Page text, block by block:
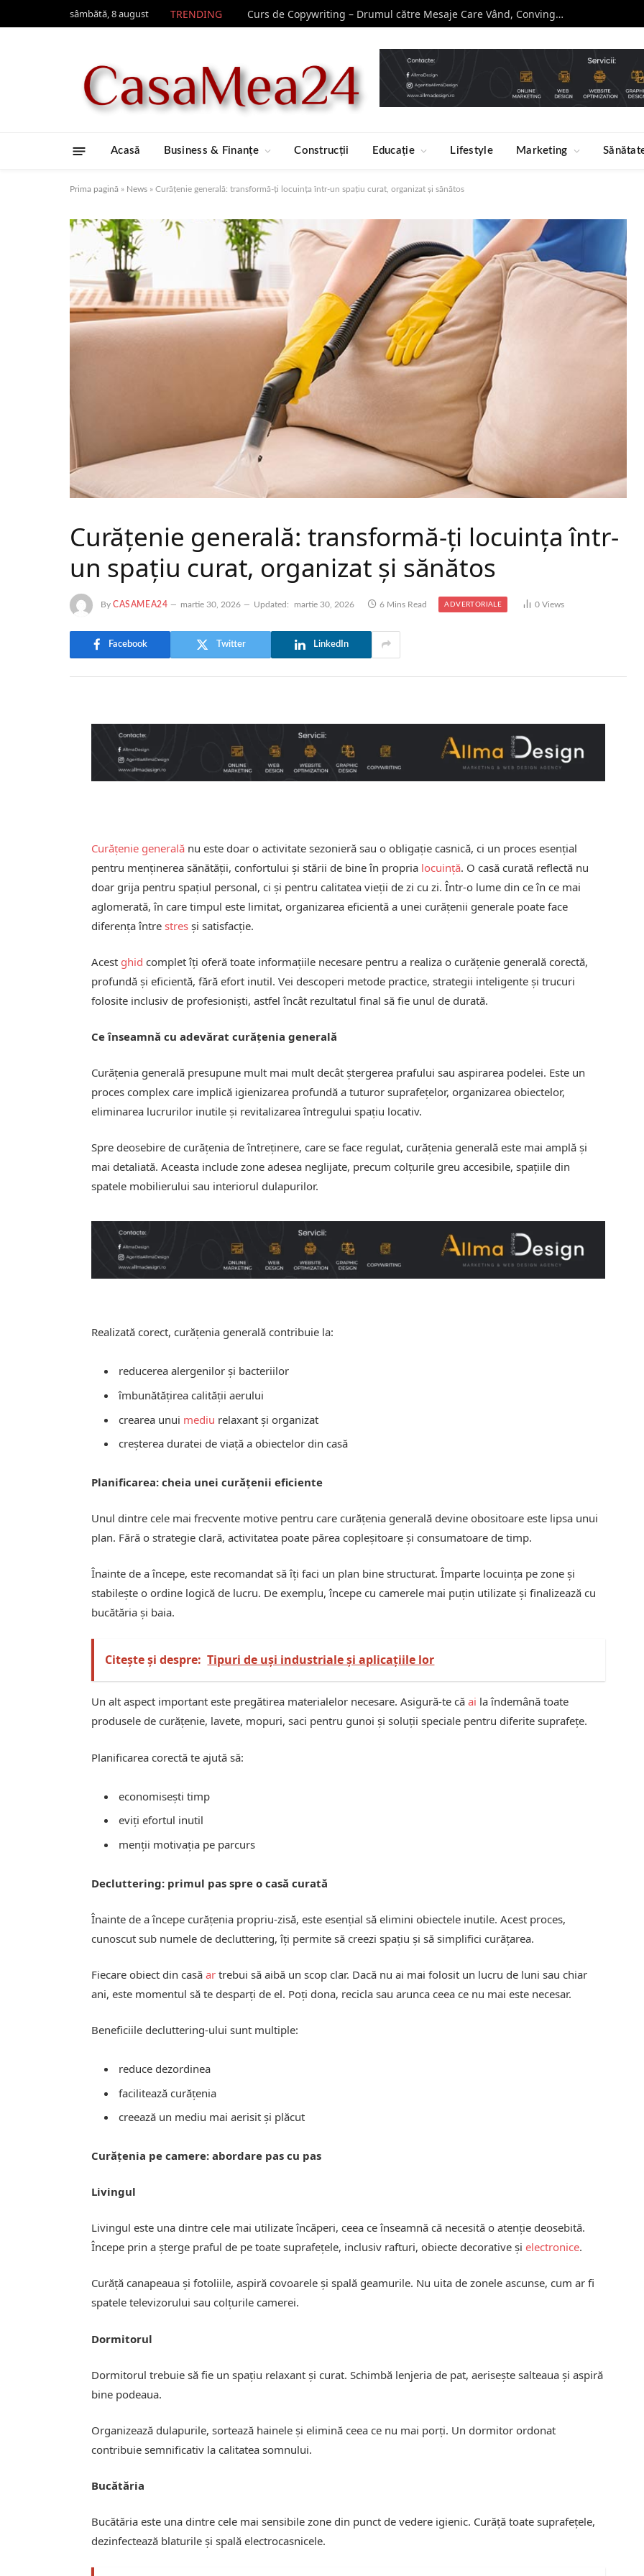
sâmbătă, 8 august TRENDING Curs de Copywriting – Drumul către Mesaje Care Vând, Conving și Construiesc Branduri Puternice
Acasă Business & Finanțe Construcții Educație Lifestyle Marketing
Prima pagină » News » Curățenie generală: transformă-ți locuința într-un spațiu curat, organizat și sănătos
Curățenie generală: transformă-ți locuința într-
un spațiu curat, organizat și sănătos
By CASAMEA24 martie 30, 2026 Updated: martie 30, 2026 6 Mins Read ADVERTORIALE 0Views
Facebook Twitter LinkedIn
Curățenie generală nu este doar o activitate sezonieră sau o obligație casnică, ci un proces esențial
pentru menținerea sănătății, confortului și stării de bine în propria locuință. O casă curată reflectă nu
doar grija pentru spațiul personal, ci și pentru calitatea vieții de zi cu zi. Într-o lume din ce în ce mai
aglomerată, în care timpul este limitat, organizarea eficientă a unei curățenii generale poate face
diferența întrestres și satisfacție.
Acest ghid complet îți oferă toate informațiile necesare pentru a realiza o curățenie generală corectă,
profundă și eficientă, fără efort inutil. Vei descoperi metode practice, strategii inteligente și trucuri
folosite inclusiv de profesioniști, astfel încât rezultatul final să fie unul de durată.
Ce înseamnă cu adevărat curățenia generală
Curățenia generală presupune mult mai mult decât ștergerea prafului sau aspirarea podelei. Este un
proces complex care implică igienizarea profundă a tuturor suprafețelor, organizarea obiectelor,
eliminarea lucrurilor inutile și revitalizarea întregului spațiu locativ.
Spre deosebire de curățenia de întreținere, care se face regulat, curățenia generală este mai amplă și
mai detaliată. Aceasta include zone adesea neglijate, precum colțurile greu accesibile, spațiile din
spatele mobilierului sau interiorul dulapurilor.
Realizată corect, curățenia generală contribuie la:
reducerea alergenilor și bacteriilor
îmbunătățirea calității aerului
crearea unui mediu relaxant și organizat
creșterea duratei de viață a obiectelor din casă
Planificarea: cheia unei curățenii eficiente
Unul dintre cele mai frecvente motive pentru care curățenia generală devine obositoare este lipsa unui
plan. Fără o strategie clară, activitatea poate părea copleșitoare și consumatoare de timp.
Înainte de a începe, este recomandat să îți faci un plan bine structurat. Împarte locuința pe zone și
stabilește o ordine logică de lucru. De exemplu, începe cu camerele mai puțin utilizate și finalizează cu
bucătăria și baia.
Citește și despre: Tipuri de uși industriale și aplicațiile lor
Un alt aspect important este pregătirea materialelor necesare. Asigură-te căai la îndemână toate
produsele de curățenie, lavete, mopuri, saci pentru gunoi și soluții speciale pentru diferite suprafețe.
Planificarea corectă te ajută să:
economisești timp
eviți efortul inutil
menții motivația pe parcurs
Decluttering: primul pas spre o casă curată
Înainte de a începe curățenia propriu-zisă, este esențial să elimini obiectele inutile. Acest proces,
cunoscut sub numele de decluttering, îți permite să creezi spațiu și să simplifici curățarea.
Fiecare obiect din casăar trebui să aibă un scop clar. Dacă nu ai mai folosit un lucru de luni sau chiar
ani, este momentul să te desparți de el. Poți dona, recicla sau arunca ceea ce nu mai este necesar.
Beneficiile decluttering-ului sunt multiple:
reduce dezordinea
facilitează curățenia
creează un mediu mai aerisit și plăcut
Curățenia pe camere: abordare pas cu pas
Livingul
Livingul este una dintre cele mai utilizate încăperi, ceea ce înseamnă că necesită o atenție deosebită.
Începe prin a șterge praful de pe toate suprafețele, inclusiv rafturi, obiecte decorative și electronice.
Curăță canapeaua și fotoliile, aspiră covoarele și spală geamurile. Nu uita de zonele ascunse, cum ar fi
spatele televizorului sau colțurile camerei.
Dormitorul
Dormitorul trebuie să fie un spațiu relaxant și curat. Schimbă lenjeria de pat, aerisește salteaua și aspiră
bine podeaua.
Organizează dulapurile, sortează hainele și elimină ceea ce nu mai porți. Un dormitor ordonat
contribuie semnificativ la calitatea somnului.
Bucătăria
Bucătăria este una dintre cele mai sensibile zone din punct de vedere igienic. Curăță toate suprafețele,
dezinfectează blaturile și spală electrocasnicele.